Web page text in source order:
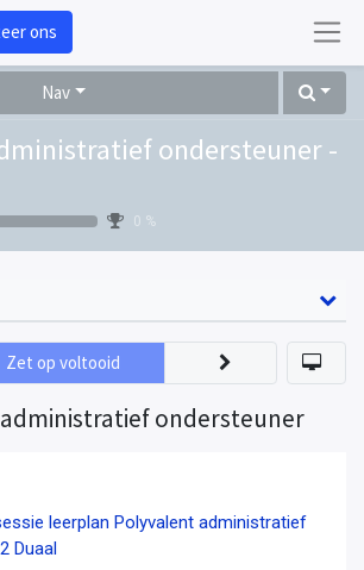
ons
Nav
ondersteuner -
0 %
ondersteuner
Zet op voltooid
leerplan Polyvalent administratief
Duaal